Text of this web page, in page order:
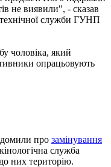
не виявили", - сказав
служби ГУНП
чоловіка, який
опрацьовують
про замінування
служба
них територію.